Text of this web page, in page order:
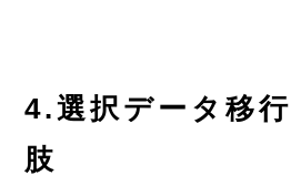
4.選択データ移
肢